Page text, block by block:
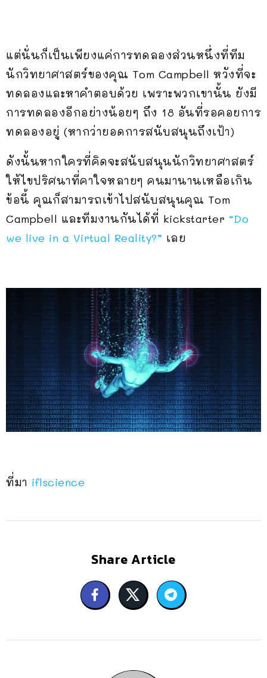
แต่นั่นก็เป็นเพียงแค่การทดลองส่วนหนึ่งที่ทีม
นักวิทยาศาสตร์ของคุณ Tom Campbell หวังที่จะ
ทดลองและหาคำตอบด้วย เพราะพวกเขานั้น ยังมี
การทดลองอีกอย่างน้อยๆ ถึง 18 อันที่รอคอยการ
ทดลองอยู่ (หากว่ายอดการสนับสนุนถึงเป้า)
ดังนั้นหากใครที่คิดจะสนับสนุนนักวิทยาศาสตร์
ให้ไขปริศนาที่คาใจหลายๆ คนมานานเหลือเกิน
ข้อนี้ คุณก็สามารถเข้าไปสนับสนุนคุณ Tom
Campbell และทีมงานกันได้ที่ kickstarter “Do
we live in a Virtual Reality?” เลย
ที่มา iflscience
Share Article